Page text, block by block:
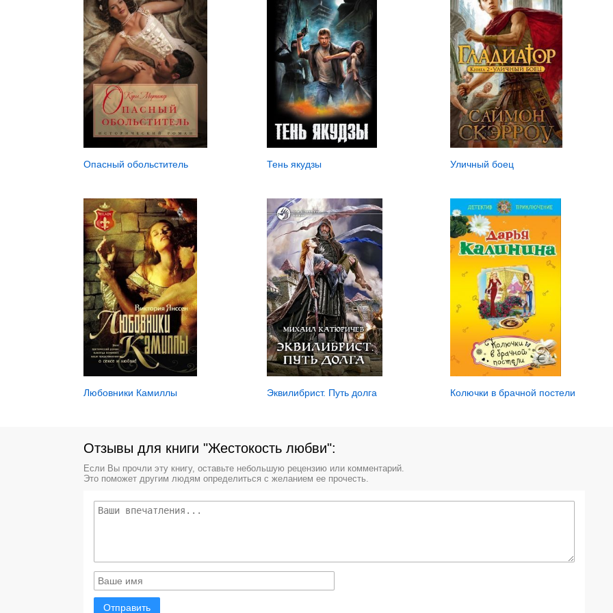
Опасный обольститель Тень якудзы Уличный боец
Любовники Камиллы Эквилибрист. Путь долга Колючки в брачной постели
Отзывы для книги "Жестокость любви":
Если Вы прочли эту книгу, оставьте небольшую рецензию или комментарий.
Это поможет другим людям определиться с желанием ее прочесть.
Отправить